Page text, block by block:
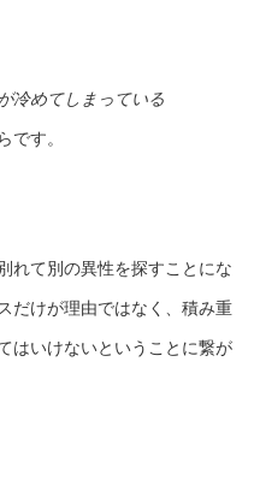
冷めてしまっている
です。
れて別の異性を探すことにな
だけが理由ではなく、積み重
はいけないということに繋が